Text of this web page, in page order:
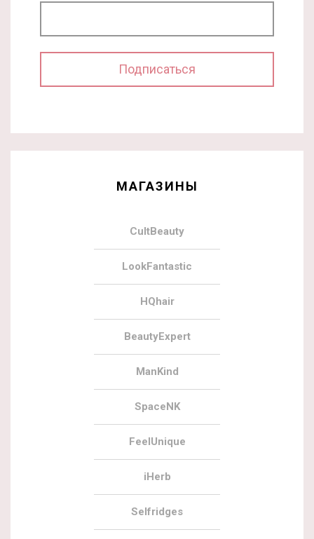
МАГАЗИНЫ
CultBeauty
LookFantastic
HQhair
BeautyExpert
ManKind
SpaceNK
FeelUnique
iHerb
Selfridges